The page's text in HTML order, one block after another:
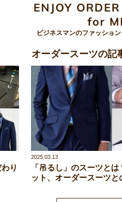
ENJOY
for
ビジネスマンのファッショ
オーダースーツの記
り
2025.03.13
「吊るし」のスーツと
ット、オーダースーツと